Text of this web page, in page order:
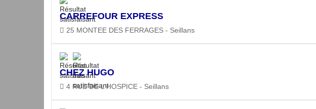
CARREFOUR EXPRESS
25 MONTEE DES FERRAGES - Seillans
CHEZ HUGO
4 RUE DE L'HOSPICE - Seillans